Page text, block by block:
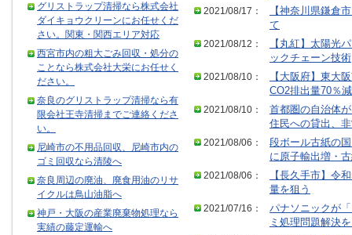
グリストラップ清掃なら株式会社
ダイキョウクリーンにお任せくだ
さい。関東・関西エリア対応
西宮市内の粗大ごみ回収・処分の
ことなら株式会社大栄にお任せく
ださい。
奈良のグリストラップ清掃なら有
限会社王寺清掃までご連絡くださ
い。
尼崎市の不用品回収、尼崎市内の
ゴミ回収なら清陵へ
奈良周辺の廃油、廃食用油のリサ
イクルは鳥山油脂へ
神戸・大阪の産業廃棄物処理なら
実績の藤定運輸へ
2021/08/17：
【神奈川県鎌倉
て
2021/08/12：
【丸紅】太陽光
ックチェーン技術
2021/08/10：
【大阪府】東大
CO2排出量70％減
2021/08/10：
首都圏の自治体
住民への貸出、
2021/08/06：
段ボール古紙の
に原子輸出増・
2021/08/06：
【長久手市】令
量を狙う
2021/07/16：
パナソニックが
ミ処理問題解決